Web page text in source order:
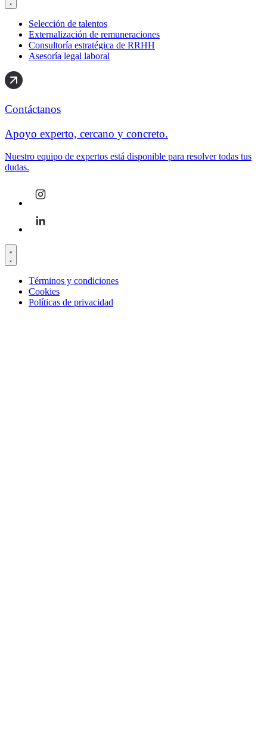
Selección de talentos
Externalización de remuneraciones
Consultoría estratégica de RRHH
Asesoría legal laboral
Contáctanos
Apoyo experto, cercano y concreto.
Nuestro equipo de expertos está disponible para resolver todas tus
dudas.
Términos y condiciones
Cookies
Políticas de privacidad